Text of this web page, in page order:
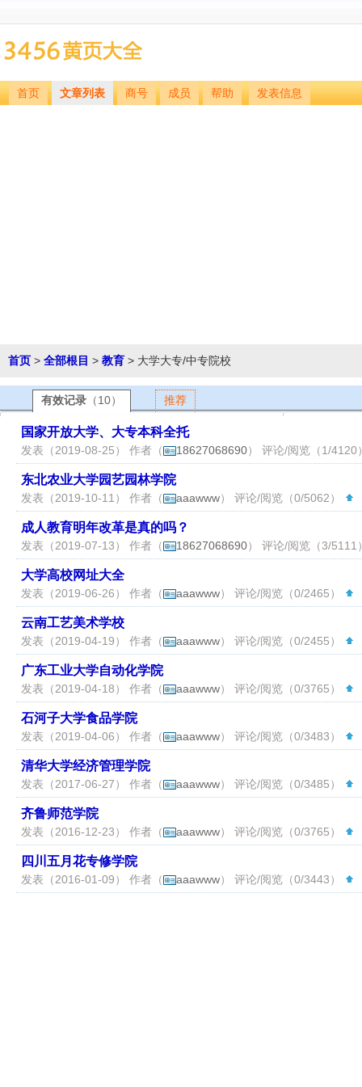
首页 文章列表 商号 成员 帮助 发表信息
首页 > 全部根目 > 教育 > 大学大专/中专院校
有效记录 （10） 推荐
国家开放大学、大专本科全托
发表（2019-08-25） 作者（ 18627068690） 评论/阅览（1/
东北农业大学园艺园林学院
发表（2019-10-11） 作者（ aaawww） 评论/阅览（0/5062）
成人教育明年改革是真的吗？
发表（2019-07-13） 作者（ 18627068690） 评论/阅览（3/
大学高校网址大全
发表（2019-06-26） 作者（ aaawww） 评论/阅览（0/2465）
云南工艺美术学校
发表（2019-04-19） 作者（ aaawww） 评论/阅览（0/2455）
广东工业大学自动化学院
发表（2019-04-18） 作者（ aaawww） 评论/阅览（0/3765）
石河子大学食品学院
发表（2019-04-06） 作者（ aaawww） 评论/阅览（0/3483）
清华大学经济管理学院
发表（2017-06-27） 作者（ aaawww） 评论/阅览（0/3485）
齐鲁师范学院
发表（2016-12-23） 作者（ aaawww） 评论/阅览（0/3765）
四川五月花专修学院
发表（2016-01-09） 作者（ aaawww） 评论/阅览（0/3443）